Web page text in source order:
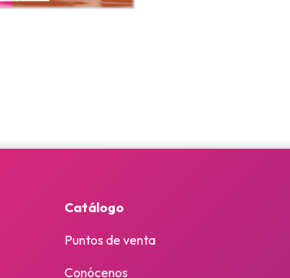
Catálogo
Puntos de venta
Conócenos